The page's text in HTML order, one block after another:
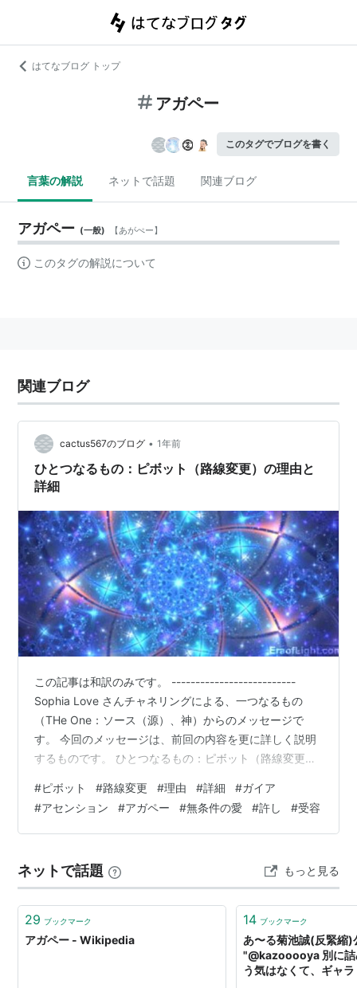
はてなブログ トップ
アガペー
このタグでブログを書く
言葉の解説 ネットで話題 関連ブログ
アガペー (一般) 【あがぺー】
このタグの解説について
関連ブログ
cactus567のブログ • 1年前
ひとつなるもの：ピボット（路線変更）の理由と
詳細
この記事は和訳のみです。 --------------------------
Sophia Love さんチャネリングによる、一つなるもの
（THe One：ソース（源）、神）からのメッセージで
す。 今回のメッセージは、前回の内容を更に詳しく説明
するものです。 ひとつなるもの：ピボット（路線変更）
われる「ピボット」は、ビジネス用語として使われる
「路線変更」の意味と思われます。 The One: Reasons,
and More Details on the Pivot The One: Reasons, and
#ピボット #路線変更 #理由 #詳細 #ガイア
#アセンション #アガペー #無条件の愛 #許し #受容
ネットで話題 もっと見る
29 ブックマーク
アガペー - Wikipedia
14 ブックマーク
あ〜る菊池誠(反緊縮
"@kazooooya 別に詰
う気はなくて、ギャ